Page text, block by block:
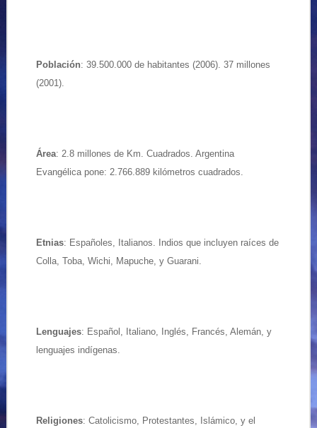
Población: 39.500.000 de habitantes (2006). 37 millones
(2001).
Área: 2.8 millones de Km. Cuadrados. Argentina
Evangélica pone: 2.766.889 kilómetros cuadrados.
Etnias: Españoles, Italianos. Indios que incluyen raíces de
Colla, Toba, Wichi, Mapuche, y Guarani.
Lenguajes: Español, Italiano, Inglés, Francés, Alemán, y
lenguajes indígenas.
Religiones: Catolicismo, Protestantes, Islámico, y el